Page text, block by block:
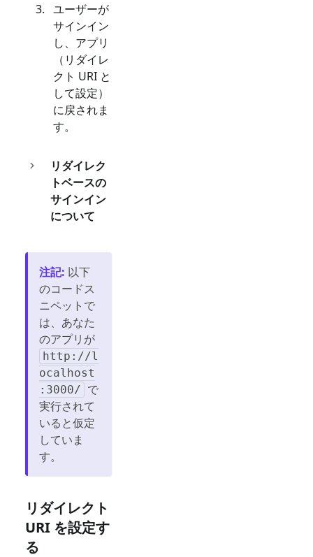
ユーザーが
サインイン
し、アプリ
（リダイレ
クト URI と
して設定）
に戻されま
す。
リダイレク
トベースの
サインイン
について
注記: 以下
のコードス
ニペットで
は、あなた
のアプリが
http://l
ocalhost
:3000/ で
実行されて
いると仮定
していま
す。
リダイレクト
URI を設定す
る